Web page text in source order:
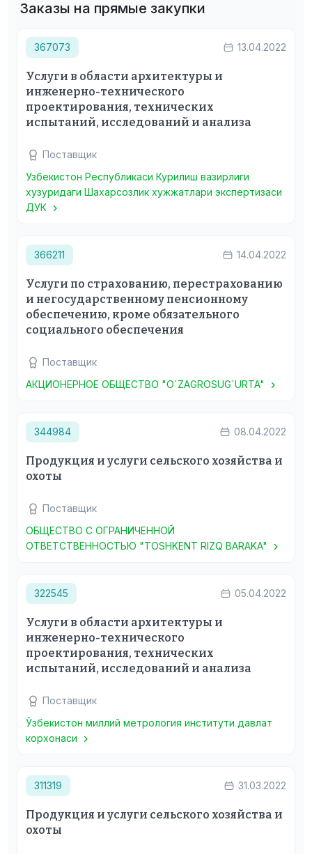
Заказы на прямые закупки
367073 13.04.2022
Услуги в области архитектуры и
инженерно-технического
проектирования, технических
испытаний, исследований и анализа
Поставщик
Узбекистон Республикаси Курилиш вазирлиги
хузуридаги Шахарсозлик хужжатлари экспертизаси
ДУК
366211 14.04.2022
Услуги по страхованию, перестрахованию
и негосударственному пенсионному
обеспечению, кроме обязательного
социального обеспечения
Поставщик
АКЦИОНЕРНОЕ ОБЩЕСТВО "O`ZAGROSUG`URTA"
344984 08.04.2022
Продукция и услуги сельского хозяйства и
охоты
Поставщик
ОБЩЕСТВО С ОГРАНИЧЕННОЙ
ОТВЕТСТВЕННОСТЬЮ "TOSHKENT RIZQ BARAKA"
322545 05.04.2022
Услуги в области архитектуры и
инженерно-технического
проектирования, технических
испытаний, исследований и анализа
Поставщик
Ўзбекистон миллий метрология институти давлат
корхонаси
311319 31.03.2022
Продукция и услуги сельского хозяйства и
охоты